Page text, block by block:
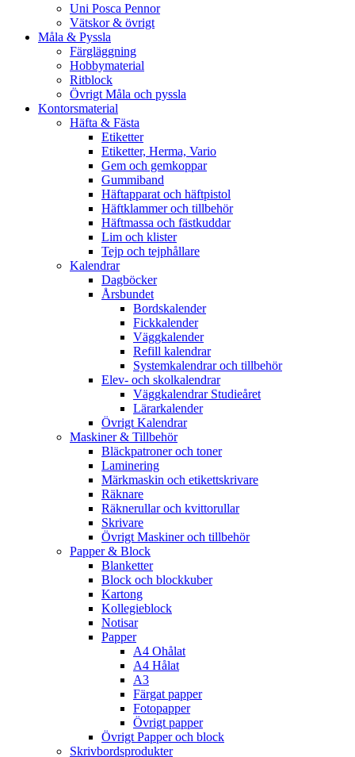
Uni Posca Pennor
Vätskor & övrigt
Måla & Pyssla
Färgläggning
Hobbymaterial
Ritblock
Övrigt Måla och pyssla
Kontorsmaterial
Häfta & Fästa
Etiketter
Etiketter, Herma, Vario
Gem och gemkoppar
Gummiband
Häftapparat och häftpistol
Häftklammer och tillbehör
Häftmassa och fästkuddar
Lim och klister
Tejp och tejphållare
Kalendrar
Dagböcker
Årsbundet
Bordskalender
Fickkalender
Väggkalender
Refill kalendrar
Systemkalendrar och tillbehör
Elev- och skolkalendrar
Väggkalendrar Studieåret
Lärarkalender
Övrigt Kalendrar
Maskiner & Tillbehör
Bläckpatroner och toner
Laminering
Märkmaskin och etikettskrivare
Räknare
Räknerullar och kvittorullar
Skrivare
Övrigt Maskiner och tillbehör
Papper & Block
Blanketter
Block och blockkuber
Kartong
Kollegieblock
Notisar
Papper
A4 Ohålat
A4 Hålat
A3
Färgat papper
Fotopapper
Övrigt papper
Övrigt Papper och block
Skrivbordsprodukter